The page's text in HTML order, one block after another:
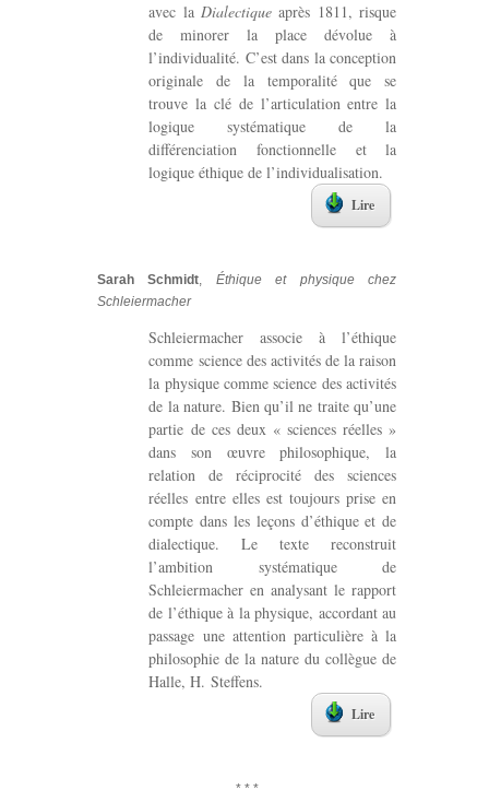
avec laDialectique après 1811, risque
de minorer la place dévolue à
l’individualité. C’est dans la conception
originale de la temporalité que se
trouve la clé de l’articulation entre la
logique systématique de la
différenciation fonctionnelle et la
logique éthique de l’individualisation.
Lire
Sarah Schmidt, Éthique et physique chez
Schleiermacher
Schleiermacher associe à l’éthique
comme science des activités de la raison
la physique comme science des activités
de la nature. Bien qu’il ne traite qu’une
partie de ces deux « sciences réelles »
dans son œuvre philosophique, la
relation de réciprocité des sciences
réelles entre elles est toujours prise en
compte dans les leçons d’éthique et de
dialectique. Le texte reconstruit
l’ambition systématique de
Schleiermacher en analysant le rapport
de l’éthique à la physique, accordant au
passage une attention particulière à la
philosophie de la nature du collègue de
Halle, H. Steffens.
Lire
* * *